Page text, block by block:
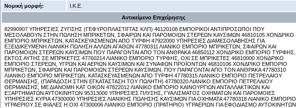
Νομική μορφή:
Ι.Κ.Ε.
Αντικείμενο Επιχείρησης
82990907 ΥΠΗΡΕΣΙΕΣ ΖΥΓΙΣΗΣ (ΓΕΦΥΡΟΠΛΑΣΤΙΓΓΑΣ ΚΛΠ) 46120108 ΕΜΠΟΡΙΚΟΙ ΑΝΤΙΠΡΟΣΩΠΟΙ ΠΟΥ
ΜΕΣΟΛΑΒΟΥΝ ΣΤΗΝ ΠΩΛΗΣΗ ΜΠΡΙΚΕΤΩΝ, ΣΦΑΙΡΩΝ ΚΑΙ ΠΑΡΟΜΟΙΩΝ ΣΤΕΡΕΩΝ ΚΑΥΣΙΜΩΝ 46810105 ΧΟΝΔΡΙΚΟ
ΕΜΠΟΡΙΟ ΜΠΡΙΚΕΤΩΝ, ΚΑΤΑΣΚΕΥΑΣΜΕΝΩΝ ΑΠΟ ΤΥΡΦΗ 47922000 ΥΠΗΡΕΣΙΕΣ ΔΙΑΜΕΣΟΛΑΒΗΣΗΣ ΓΙΑ
ΕΞΕΙΔΙΚΕΥΜΕΝΗ ΛΙΑΝΙΚΗ ΠΩΛΗΣΗ ΑΛΛΩΝ ΑΓΑΘΩΝ 47780311 ΛΙΑΝΙΚΟ ΕΜΠΟΡΙΟ ΜΠΡΙΚΕΤΩΝ, ΣΦΑΙΡΩΝ ΚΑΙ
ΠΑΡΟΜΟΙΩΝ ΣΤΕΡΕΩΝ ΚΑΥΣΙΜΩΝ ΠΟΥ ΠΑΡΑΓΟΝΤΑΙ ΑΠΟ ΤΟΝ ΑΝΘΡΑΚΑ 46850112 ΧΟΝΔΡΙΚΟ ΕΜΠΟΡΙΟ ΤΥΡΦΗΣ,
ΕΚΤΟΣ ΑΥΤΗΣ ΣΕ ΜΠΡΙΚΕΤΕΣ 47760214 ΛΙΑΝΙΚΟ ΕΜΠΟΡΙΟ ΤΥΡΦΗΣ, ΟΧΙ ΣΕ ΜΠΡΙΚΕΤΕΣ 46810000 ΧΟΝΔΡΙΚΟ
ΕΜΠΟΡΙΟ ΣΤΕΡΕΩΝ, ΥΓΡΩΝ ΚΑΙ ΑΕΡΙΩΝ ΚΑΥΣΙΜΩΝ ΚΑΙ ΣΥΝΑΦΩΝ ΠΡΟΪΟΝΤΩΝ 46810106 ΧΟΝΔΡΙΚΟ ΕΜΠΟΡΙΟ
ΜΠΡΙΚΕΤΩΝ, ΣΦΑΙΡΩΝ ΚΑΙ ΠΑΡΟΜΟΙΩΝ ΣΤΕΡΕΩΝ ΚΑΥΣΙΜΩΝ, ΠΟΥ ΠΑΡΑΓΟΝΤΑΙ ΑΠΟ ΤΟΝ ΑΝΘΡΑΚΑ 47780310
ΛΙΑΝΙΚΟ ΕΜΠΟΡΙΟ ΜΠΡΙΚΕΤΩΝ, ΚΑΤΑΣΚΕΥΑΣΜΕΝΩΝ ΑΠΟ ΤΥΡΦΗ 47780315 ΛΙΑΝΙΚΟ ΕΜΠΟΡΙΟ ΠΕΤΡΕΛΑΙΟΥ
ΘΕΡΜΑΝΣΗΣ, (ΠΑΡΑΔΟΣΗ ΣΤΗΝ ΕΓΚΑΤΑΣΤΑΣΗ ΤΟΥ ΠΩΛΗΤΗ) 47780320 ΛΙΑΝΙΚΟ ΕΜΠΟΡΙΟ ΠΕΤΡΕΛΑΙΟΥ
ΘΕΡΜΑΝΣΗΣ, ΜΕ ΔΙΑΝΟΜΗ ΚΑΤ ΟΙΚΟΝ 47822012 ΛΙΑΝΙΚΟ ΕΜΠΟΡΙΟ ΚΑΙΝΟΥΡΓΙΩΝ ΑΝΤΑΛΛΑΚΤΙΚΩΝ ΚΑΙ
ΕΞΑΡΤΗΜΑΤΩΝ ΑΥΤΟΚΙΝΗΤΩΝ 95313000 ΥΠΗΡΕΣΙΕΣ ΠΛΥΣΗΣ, ΓΥΑΛΙΣΜΑΤΟΣ ΟΧΗΜΑΤΩΝ ΚΑΙ ΠΑΡΟΜΟΙΕΣ
ΥΠΗΡΕΣΙΕΣ ΚΥΡΙΑ 47300000 ΥΠΗΡΕΣΙΕΣ ΛΙΑΝΙΚΗΣ ΠΩΛΗΣΗΣ ΚΑΥΣΙΜΩΝ ΓΙΑ ΟΧΗΜΑΤΑ 47780318 ΛΙΑΝΙΚΟ ΕΜΠΟΡΙΟ
ΥΓΡΑΕΡΙΟΥ ΣΕ ΦΙΑΛΕΣ Η ΟΧΙ 47300006 ΛΙΑΝΙΚΟ ΕΜΠΟΡΙΟ (ΠΡΑΤΗΡΙΟ) ΥΓΡΑΕΡΙΩΝ ΓΙΑ ΕΦΟΔΙΑΣΜΟ ΑΥΤΟΚΙΝΗΤΩΝ